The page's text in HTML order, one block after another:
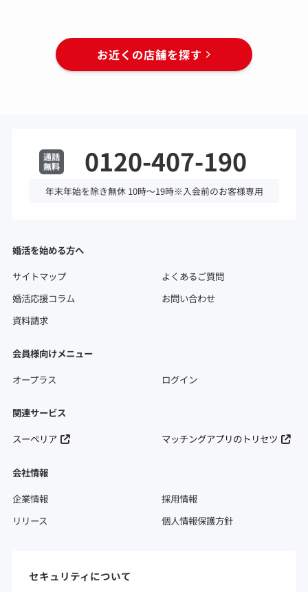
お近くの店舗を探す
0120-407-190
年末年始を除き無休 10時～19時※入会前のお客様専用
婚活を始める方へ
サイトマップ
よくあるご質問
婚活応援コラム
お問い合わせ
資料請求
会員様向けメニュー
オープラス
ログイン
関連サービス
スーペリア
マッチングアプリのトリセツ
会社情報
企業情報
採用情報
リリース
個人情報保護方針
セキュリティについて